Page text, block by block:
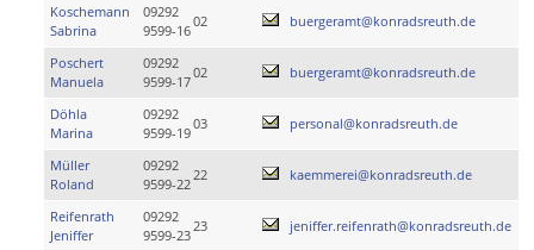
Koschemann
Sabrina
09292
9599-16
02 buergeramt@konradsreuth.de
Poschert
Manuela
09292
9599-17
02 buergeramt@konradsreuth.de
Döhla
Marina
09292
9599-19
03 personal@konradsreuth.de
Müller
Roland
09292
9599-22
22 kaemmerei@konradsreuth.de
Reifenrath
Jeniffer
09292
9599-23
23 jeniffer.reifenrath@konradsreuth.de